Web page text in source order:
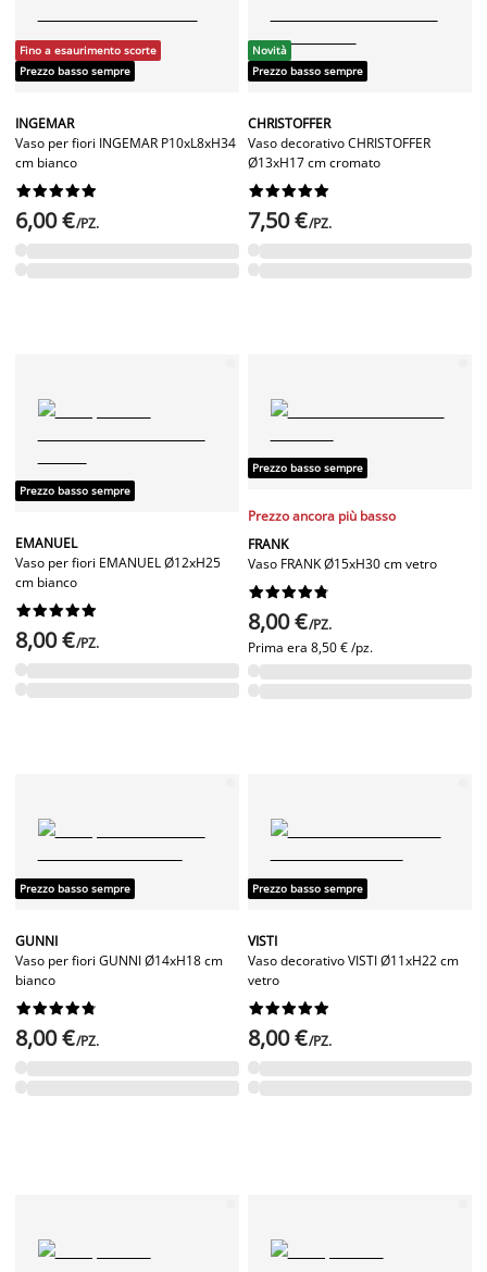
Fino a esaurimento scorte
Prezzo basso sempre
INGEMAR
Vaso per fiori INGEMAR P10xL8xH34
cm bianco






6,00 €/PZ.
Novità
Prezzo basso sempre
CHRISTOFFER
Vaso decorativo CHRISTOFFER
Ø13xH17 cm cromato






7,50 €/PZ.
Prezzo basso sempre
EMANUEL
Vaso per fiori EMANUEL Ø12xH25
cm bianco






8,00 €/PZ.
Prezzo basso sempre
Prezzo ancora più basso
FRANK
Vaso FRANK Ø15xH30 cm vetro






8,00 €/PZ.
Prima era 8,50 € /pz.
Prezzo basso sempre
GUNNI
Vaso per fiori GUNNI Ø14xH18 cm
bianco






8,00 €/PZ.
Prezzo basso sempre
VISTI
Vaso decorativo VISTI Ø11xH22 cm
vetro






8,00 €/PZ.